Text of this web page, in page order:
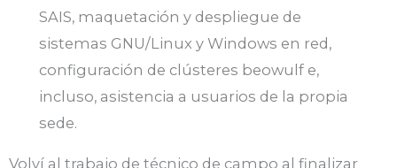
SAIS, maquetación y despliegue de
sistemas GNU/Linux y Windows en red,
configuración de clústeres beowulf e,
incluso, asistencia a usuarios de la propia
sede.
Volví al trabajo de técnico de campo al finalizar